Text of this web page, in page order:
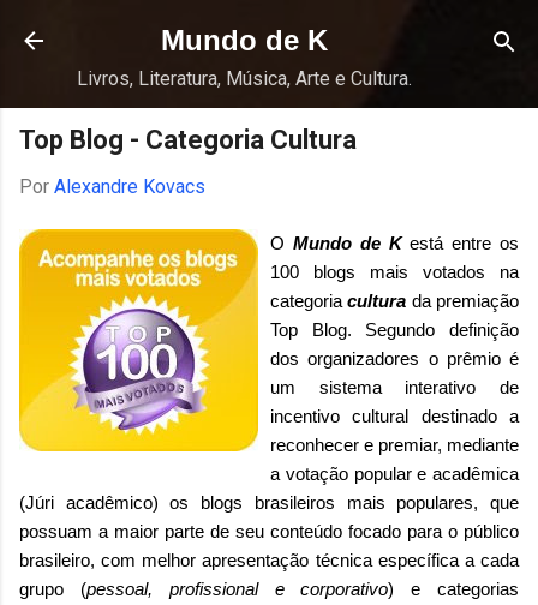
Pular para o conteúdo principal
Mundo de K
Livros, Literatura, Música, Arte e Cultura.
Top Blog - Categoria Cultura
Por Alexandre Kovacs
O Mundo de Kestá entre os
100 blogs mais votados na
categoriacultura da premiação
Top Blog. Segundo definição
dos organizadores o prêmio é
um sistema interativo de
incentivo cultural destinado a
reconhecer e premiar, mediante
a votação popular e acadêmica
(Júri acadêmico) os blogs brasileiros mais populares, que
possuam a maior parte de seu conteúdo focado para o público
brasileiro, com melhor apresentação técnica específica a cada
grupo (pessoal, profissional e corporativo) e categorias